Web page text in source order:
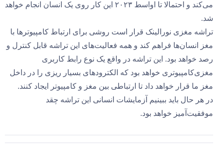
می‌کند و احتمالا تا اواسط ۲۰۲۳ این کار روی یک انسان انجام خواهد
شد.
تراشه مغزی نورالینک قرار است روشی برای ارتباط کامپیوترها با
مغز انسان‌ها فراهم کند و همه فعالیت‌های این تراشه قابل کنترل و
رصد خواهد بود. این تراشه در واقع یک نوع رابط کاربری
مغزی‌کامپیوتری خواهد بود که الکترودهای بسیار ریزی را در داخل
مغز ما قرار خواهد داد تا ارتباطی بین مغز و کامپیوتر ایجاد کنند.
در هر حال باید ببینیم آزمایشات انسانی این تراشه چقد
موفقیت‌آمیز خواهد بود.